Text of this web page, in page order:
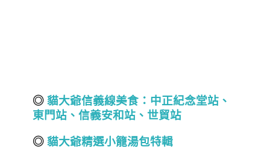
◎ 貓大爺信義線美食： 中正紀念堂站 、
東門站、信義安和站、世貿站
◎ 貓大爺精選小籠湯包特輯